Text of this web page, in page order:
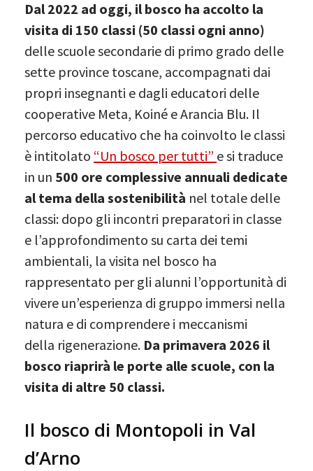
Dal 2022 ad oggi, il bosco ha accolto la
visita di 150 classi (50 classi ogni anno)
delle scuole secondarie di primo grado delle
sette province toscane, accompagnati dai
propri insegnanti e dagli educatori delle
cooperative Meta, Koiné e Arancia Blu. Il
percorso educativo che ha coinvolto le classi
è intitolato “Un bosco per tutti” e si traduce
in un 500 ore complessive annuali dedicate
al tema della sostenibilità nel totale delle
classi: dopo gli incontri preparatori in classe
e l’approfondimento su carta dei temi
ambientali, la visita nel bosco ha
rappresentato per gli alunni l’opportunità di
vivere un’esperienza di gruppo immersi nella
natura e di comprendere i meccanismi
della rigenerazione. Da primavera 2026 il
bosco riaprirà le porte alle scuole, con la
visita di altre 50 classi.
Il bosco di Montopoli in Val
d’Arno